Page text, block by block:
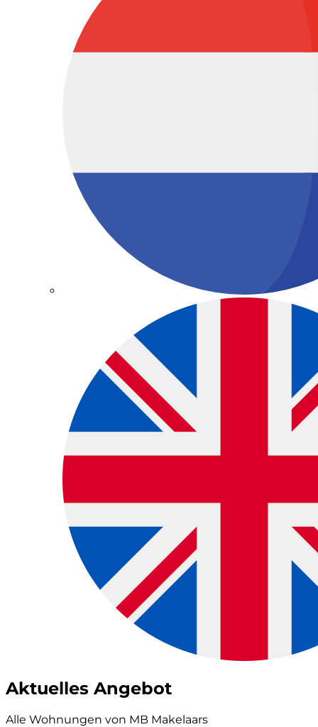
Aktuelles Angebot
Alle Wohnungen von MB Makelaars